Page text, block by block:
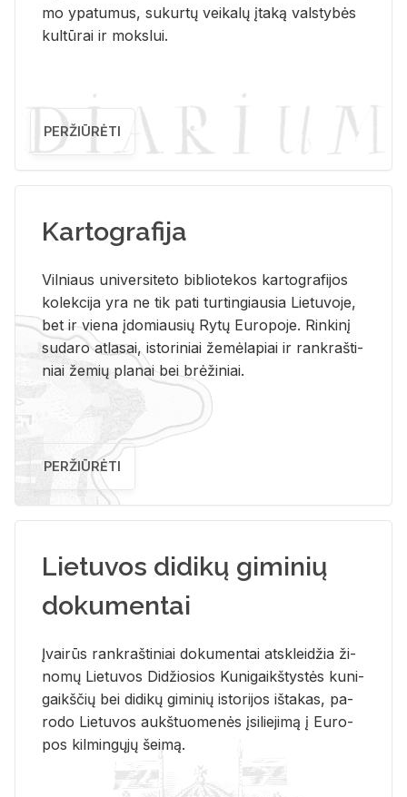
mo ypa­tu­mus, su­kur­tų vei­ka­lų įta­ką vals­ty­bės
kul­tū­rai ir moks­lui.
PERŽIŪRĖTI
Kartografija
Vil­niaus uni­ver­si­te­to bi­b­lio­te­kos kar­to­gra­fi­jos
ko­lek­ci­ja yra ne tik pati tur­tin­giau­sia Lie­tu­vo­je,
bet ir vie­na įdo­miau­sių Rytų Eu­ro­po­je. Rin­ki­nį
su­da­ro at­la­sai, is­to­ri­niai že­mė­la­piai ir rank­raš­ti­
niai že­mių pla­nai bei brė­ži­niai.
PERŽIŪRĖTI
Lietuvos didikų giminių
dokumentai
Įvai­rūs rank­raš­ti­niai do­ku­men­tai at­sklei­džia ži­
no­mų Lie­tu­vos Di­džio­sios Ku­ni­gaikš­tys­tės ku­ni­
gaikš­čių bei di­di­kų gi­mi­nių is­to­ri­jos iš­ta­kas, pa­
ro­do Lie­tu­vos aukš­tuo­me­nės įsi­lie­ji­mą į Eu­ro­
pos kil­min­gų­jų šei­mą.